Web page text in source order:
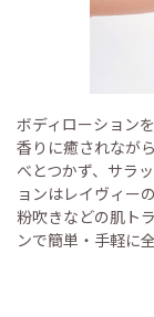
ボディローション
香りに癒されなが
べとつかず、サラ
ョンはレイヴィー
粉吹きなどの肌ト
ンで簡単・手軽に